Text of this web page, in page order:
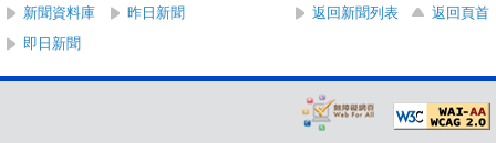
新聞資料庫 昨日新聞 返回新聞列表
返回頁首
即日新聞